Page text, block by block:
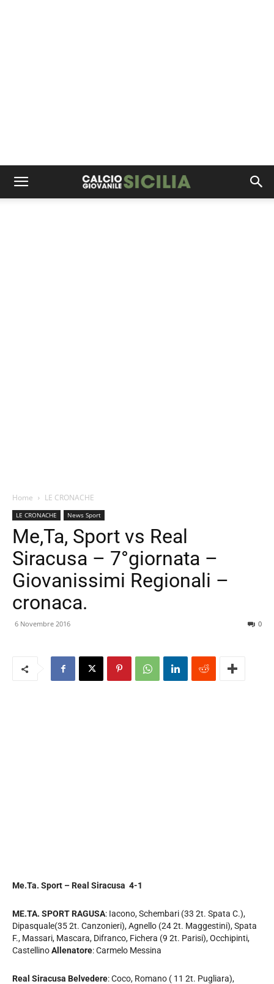
Home LE CRONACHE
LE CRONACHE News Sport
Me,Ta, Sport vs Real
Siracusa – 7°giornata –
Giovanissimi Regionali –
cronaca.
6 Novembre 2016 0
Me.Ta. Sport – Real Siracusa 4-1
ME.TA. SPORT RAGUSA: Iacono, Schembari (33 2t. Spata C.),
Dipasquale(35 2t. Canzonieri), Agnello (24 2t. Maggestini), Spata
F., Massari, Mascara, Difranco, Fichera (9 2t. Parisi), Occhipinti,
CastellinoAllenatore: Carmelo Messina
Real Siracusa Belvedere: Coco, Romano ( 11 2t. Pugliara),